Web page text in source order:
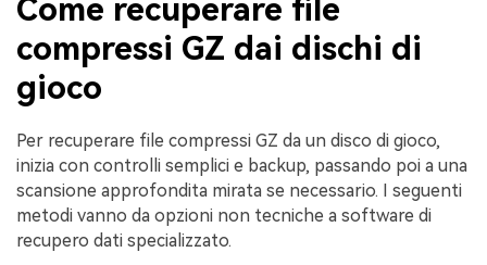
Come recuperare file
compressi GZ dai dischi di
gioco
Per recuperare file compressi GZ da un disco di gioco,
inizia con controlli semplici e backup, passando poi a una
scansione approfondita mirata se necessario. I seguenti
metodi vanno da opzioni non tecniche a software di
recupero dati specializzato.